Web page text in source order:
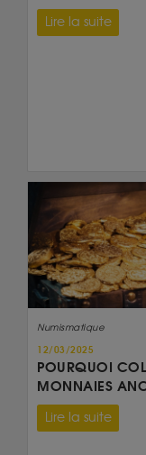
Lire la suite
Numismatique
12/03/2025
POURQUOI
MONNAIES
Lire la suite